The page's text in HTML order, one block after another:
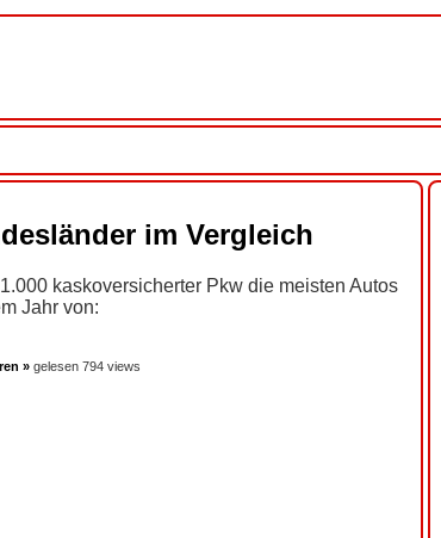
im Vergleich
kaskoversicherter Pkw die meisten Autos
Jahr von:
» gelesen 794 views